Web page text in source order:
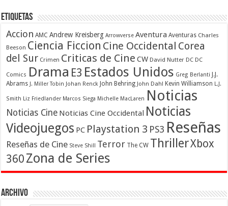
Etiquetas
Accion AMC Andrew Kreisberg Arrowverse Aventura Aventuras Charles
Beeson Ciencia Ficcion Cine Occidental Corea
del Sur Crimen Criticas de Cine CW David Nutter DC DC
Comics Drama E3 Estados Unidos Greg Berlanti
J.J.
Abrams J. Miller Tobin Johan Renck John Behring John Dahl Kevin Williamson L.J.
Smith Liz Friedlander Marcos Siega Michelle MacLaren Noticias
Noticias Cine Noticias Cine Occidental Noticias
Videojuegos PC Playstation 3 PS3 Reseñas
Reseñas de Cine Steve Shill Terror The CW ThrillerXbox
360 Zona de Series
Archivo